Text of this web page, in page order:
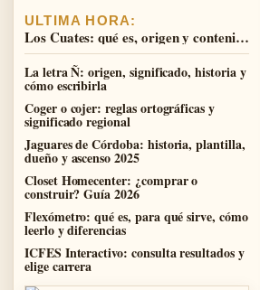
ULTIMA HORA:
Los Cuates: qué es, origen y contenido de alcohol
La letra Ñ: origen, significado, historia y
cómo escribirla
Coger o cojer: reglas ortográficas y
significado regional
Jaguares de Córdoba: historia, plantilla,
dueño y ascenso 2025
Closet Homecenter: ¿comprar o
construir? Guía 2026
Flexómetro: qué es, para qué sirve, cómo
leerlo y diferencias
ICFES Interactivo: consulta resultados y
elige carrera